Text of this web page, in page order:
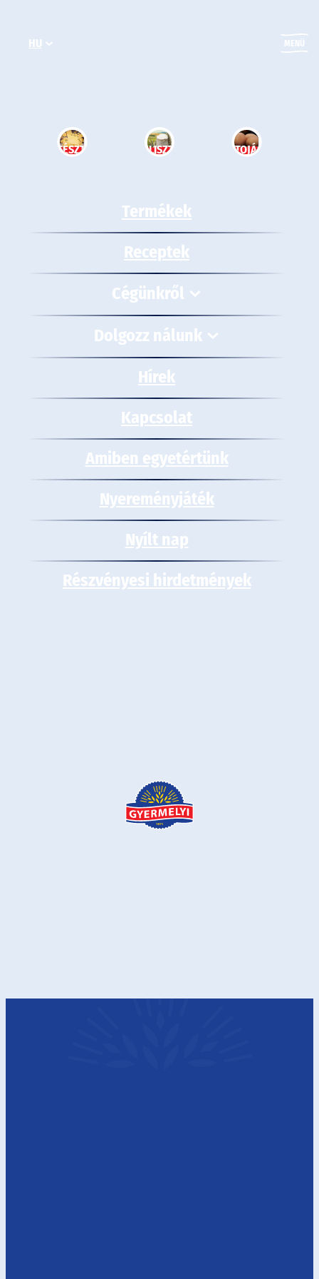
tartalomhoz
HU MENÜ
TÉSZTA LISZT TOJÁS
Termékek
Receptek
Cégünkről
Dolgozz nálunk
Hírek
Kapcsolat
Amiben egyetértünk
Nyereményjáték
Nyílt nap
Részvényesi hirdetmények